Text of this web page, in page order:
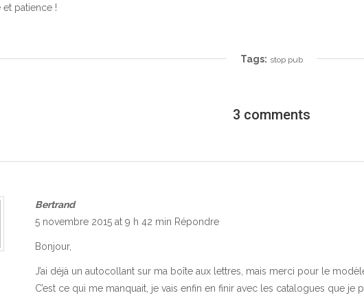
patience !
Tags: stop pub
3 comments
Bertrand
5 novembre 2015 at 9 h 42 min Répondre
Bonjour,
J’ai déjà un autocollant sur ma boîte aux lettres, mais merci pour le
C’est ce qui me manquait, je vais enfin en finir avec les catalogues que je